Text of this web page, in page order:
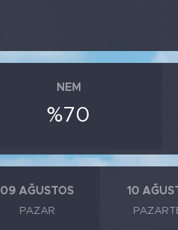
NEM
%70
09 AĞUSTOS
PAZAR
10